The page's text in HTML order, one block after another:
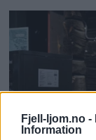
Fjell-ljom.no -
Information